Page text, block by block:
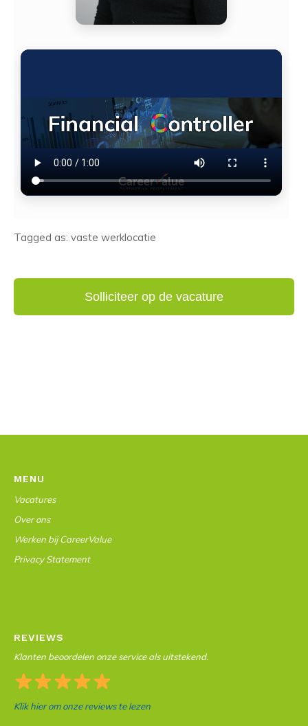
Tagged as: vaste werklocatie
MENU
Vacatures
Over ons
Werken bij CareerValue
Privacy Statement
REVIEWS
Klanten beoordelen onze service als uitstekend.
Klik hier om onze reviews te lezen